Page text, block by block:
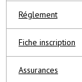
Réglement
Fiche inscription
Assurances